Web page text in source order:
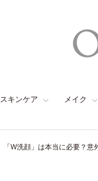
スキンケア メイク
「W洗顔」は本当に必要？